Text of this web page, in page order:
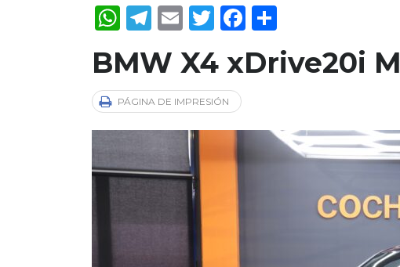
WhatsApp
Telegram
EmailTwitterFacebook
BMW X4 xDrive20i M
PÁGINA DE IMPRESIÓN